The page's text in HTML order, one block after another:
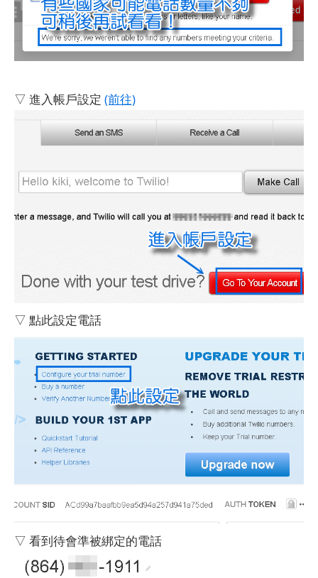
▽ 進入帳戶設定 (前往)
▽ 點此設定電話
▽ 看到待會準被綁定的電話